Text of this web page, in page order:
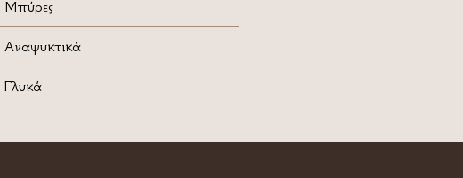
Μπύρες
Αναψυκτικά
Γλυκά